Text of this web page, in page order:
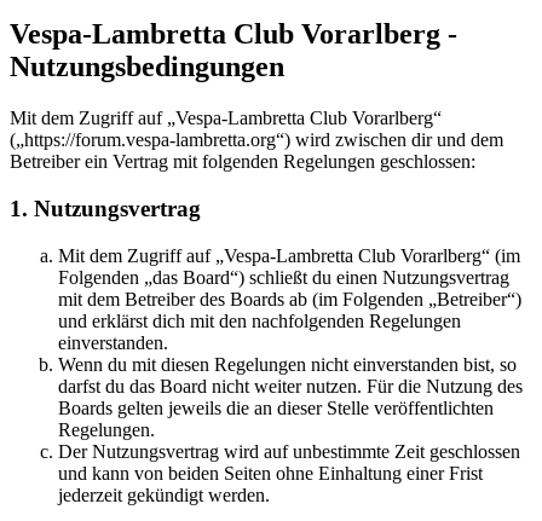
Vespa-Lambretta Club Vorarlberg -
Nutzungsbedingungen
Mit dem Zugriff auf „Vespa-Lambretta Club Vorarlberg“
(„https://forum.vespa-lambretta.org“) wird zwischen dir und dem
Betreiber ein Vertrag mit folgenden Regelungen geschlossen:
1. Nutzungsvertrag
Mit dem Zugriff auf „Vespa-Lambretta Club Vorarlberg“ (im
Folgenden „das Board“) schließt du einen Nutzungsvertrag
mit dem Betreiber des Boards ab (im Folgenden „Betreiber“)
und erklärst dich mit den nachfolgenden Regelungen
einverstanden.
Wenn du mit diesen Regelungen nicht einverstanden bist, so
darfst du das Board nicht weiter nutzen. Für die Nutzung des
Boards gelten jeweils die an dieser Stelle veröffentlichten
Regelungen.
Der Nutzungsvertrag wird auf unbestimmte Zeit geschlossen
und kann von beiden Seiten ohne Einhaltung einer Frist
jederzeit gekündigt werden.